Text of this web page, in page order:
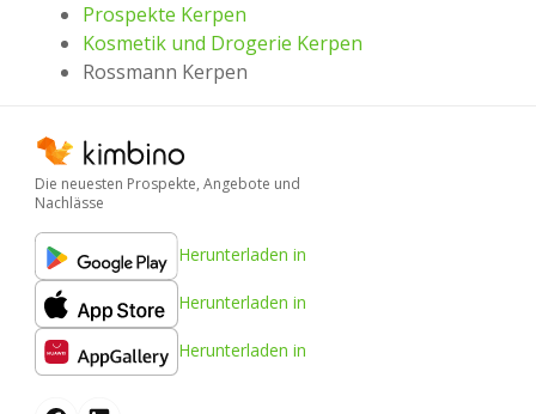
Prospekte Kerpen
Kosmetik und Drogerie Kerpen
Rossmann Kerpen
Die neuesten Prospekte, Angebote und
Nachlässe
Herunterladen in
Herunterladen in
Herunterladen in